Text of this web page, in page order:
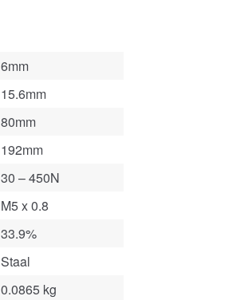
6mm
15.6mm
80mm
192mm
30 – 450N
M5 x 0.8
33.9%
Staal
0.0865 kg